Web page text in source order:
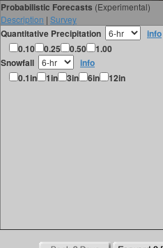
Probabilistic Forecasts (Experimental)
Description | Survey
Quantitative Precipitation
info
0.10
0.25 0.50
1.00
Snowfall
info
0.1in
1in 3in 6in 12in